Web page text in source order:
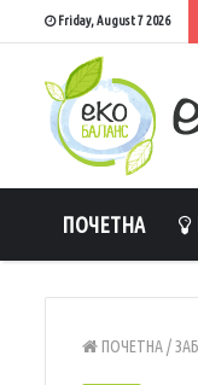
Friday, August 7 2026
ПОЧЕТНА
ПОЧЕТНА/